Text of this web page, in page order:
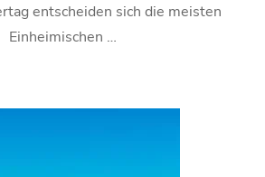
entscheiden sich die meisten
Einheimischen …